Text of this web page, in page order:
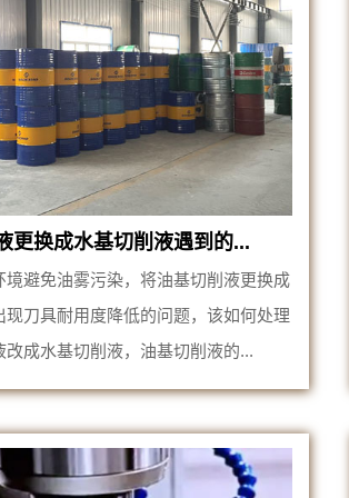
更换成水基切削液遇到的...
境避免油雾污染，将油基切削液更换成
现刀具耐用度降低的问题，该如何处理
改成水基切削液，油基切削液的...